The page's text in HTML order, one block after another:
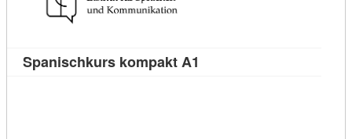
Spanischkurs kompakt A1